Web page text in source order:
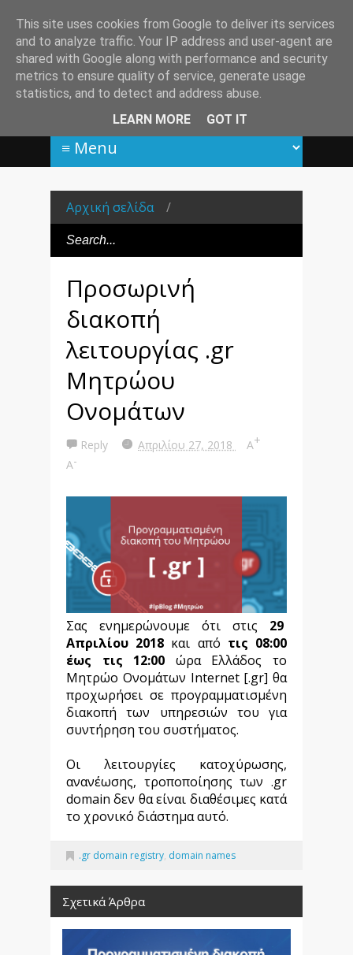
Αρχική σελίδα /
Προσωρινή
διακοπή
λειτουργίας .gr
Μητρώου
Ονομάτων
Reply Απριλίου 27, 2018 A+
A-
Σας ενημερώνουμε ότι στις 29
Απριλίου 2018 και από τις 08:00
έως τις 12:00 ώρα Ελλάδος το
Μητρώο Ονομάτων Internet [.gr] θα
προχωρήσει σε προγραμματισμένη
διακοπή των υπηρεσιών του για
συντήρηση του συστήματος.
Οι λειτουργίες κατοχύρωσης,
ανανέωσης, τροποποίησης των .gr
domain δεν θα είναι διαθέσιμες κατά
το χρονικό διάστημα αυτό.
.gr domain registry, domain names
Σχετικά Άρθρα
This site uses cookies from Google to deliver its services
and to analyze traffic. Your IP address and user-agent are
shared with Google along with performance and security
metrics to ensure quality of service, generate usage
statistics, and to detect and address abuse.
LEARN MORE
GOT IT